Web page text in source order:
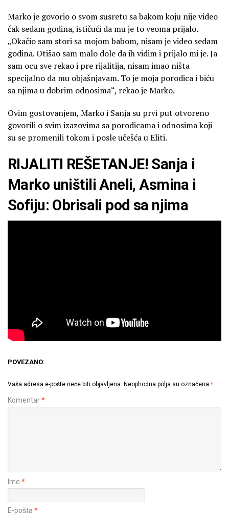
Marko je govorio o svom susretu sa bakom koju nije video
čak sedam godina, ističući da mu je to veoma prijalo.
„Okačio sam stori sa mojom babom, nisam je video sedam
godina. Otišao sam malo dole da ih vidim i prijalo mi je. Ja
sam ocu sve rekao i pre rijalitija, nisam imao ništa
specijalno da mu objašnjavam. To je moja porodica i biću
sa njima u dobrim odnosima“, rekao je Marko.
Ovim gostovanjem, Marko i Sanja su prvi put otvoreno
govorili o svim izazovima sa porodicama i odnosima koji
su se promenili tokom i posle učešća u Eliti.
RIJALITI REŠETANJE! Sanja i
Marko uništili Aneli, Asmina i
Sofiju: Obrisali pod sa njima
POVEZANO:
Vaša adresa e-pošte neće biti objavljena. Neophodna polja su označena *
Komentar*
Ime *
E-pošta *